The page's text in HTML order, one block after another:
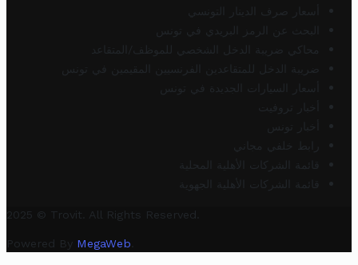
أسعار صرف الدينار التونسي
البحث عن الرمز البريدي في تونس
محاكي ضريبة الدخل الشخصي للموظف/المتقاعد
ضريبة الدخل للمتقاعدين الفرنسيين المقيمين في تونس
أسعار السيارات الجديدة في تونس
أخبار تروفيت
أخبار تونس
رابط خلفي مجاني
قائمة الشركات الأهلية المحلية
قائمة الشركات الأهلية الجهوية
2025 © Trovit. All Rights Reserved.
Powered By MegaWeb